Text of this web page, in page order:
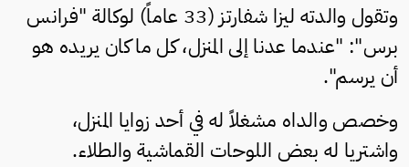
وتقول والدته ليزا شفارتز (33 عاماً) لوكالة "فرانس
برس": "عندما عدنا إلى المنزل، كل ما كان يريده هو
أن يرسم".
وخصص والداه مشغلاً له في أحد زوايا المنزل،
واشتريا له بعض اللوحات القماشية والطلاء.